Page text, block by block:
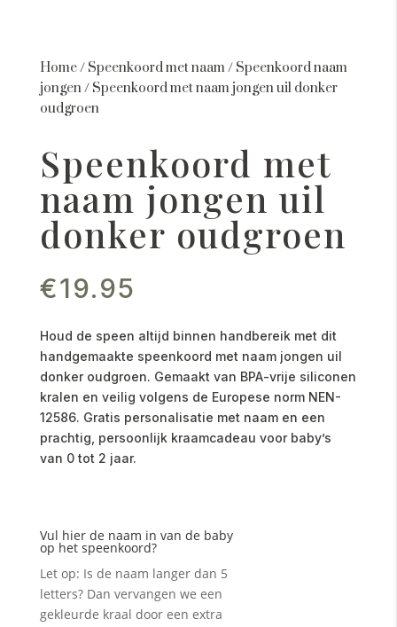
Home/ Speenkoord met naam/ Speenkoord naam
jongen/ Speenkoord met naam jongen uil donker
oudgroen
Speenkoord met
naam jongen uil
donker oudgroen
€19.95
Houd de speen altijd binnen handbereik met dit
handgemaakte speenkoord met naam jongen uil
donker oudgroen. Gemaakt van BPA-vrije siliconen
kralen en veilig volgens de Europese norm NEN-
12586. Gratis personalisatie met naam en een
prachtig, persoonlijk kraamcadeau voor baby’s
van 0 tot 2 jaar.
Vul hier de naam in van de baby
op het speenkoord?
Let op: Is de naam langer dan 5
letters? Dan vervangen we een
gekleurde kraal door een extra